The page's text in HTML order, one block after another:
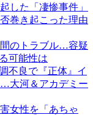
した「凄惨事件」
巻き起こった理由
間のトラブル…容疑
可能性は
不良で『正体』イ
大河＆アカデミー
女性を「あちゃ